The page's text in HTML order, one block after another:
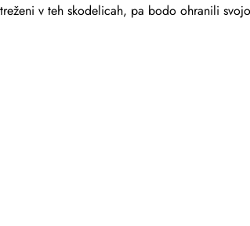
v teh skodelicah, pa bodo ohranili